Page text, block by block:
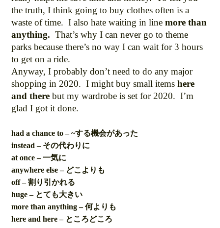
the truth, I think going to buy clothes often is a
waste of time. I also hate waiting in linemore than
anything. That’s why I can never go to theme
parks because there’s no way I can wait for 3 hours
to get on a ride.
Anyway, I probably don’t need to do any major
shopping in 2020. I might buy small itemshere
and there but my wardrobe is set for 2020. I’m
glad I got it done.
had a chance to – ~する機会があった
instead – その代わりに
at once – 一気に
anywhere else – どこよりも
off – 割り引かれる
huge – とても大きい
more than anything – 何よりも
here and here – ところどころ